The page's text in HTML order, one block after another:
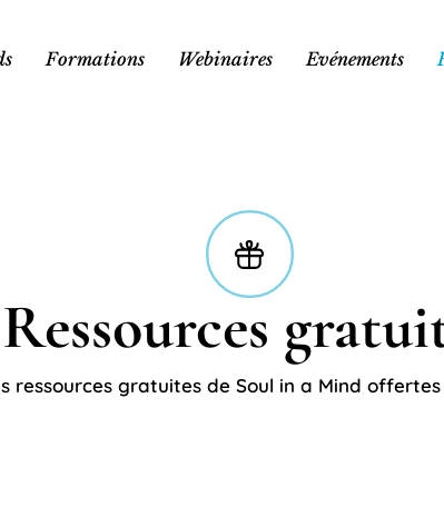
Formations Webinaires Evénements
Ressources
ressources gratuites de Soul in a Mind